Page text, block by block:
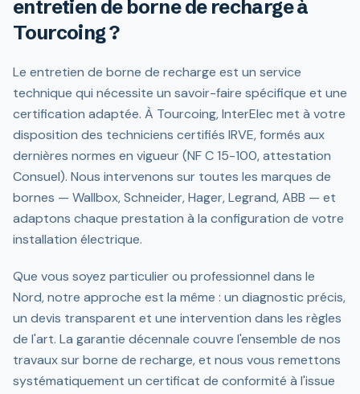
entretien de borne de recharge à
Tourcoing ?
Le entretien de borne de recharge est un service
technique qui nécessite un savoir-faire spécifique et une
certification adaptée. À Tourcoing, InterElec met à votre
disposition des techniciens certifiés IRVE, formés aux
dernières normes en vigueur (NF C 15-100, attestation
Consuel). Nous intervenons sur toutes les marques de
bornes — Wallbox, Schneider, Hager, Legrand, ABB — et
adaptons chaque prestation à la configuration de votre
installation électrique.
Que vous soyez particulier ou professionnel dans le
Nord, notre approche est la même : un diagnostic précis,
un devis transparent et une intervention dans les règles
de l'art. La garantie décennale couvre l'ensemble de nos
travaux sur borne de recharge, et nous vous remettons
systématiquement un certificat de conformité à l'issue